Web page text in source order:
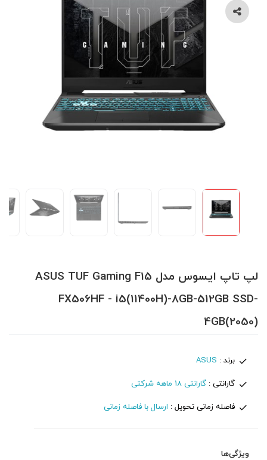
لپ تاپ ایسوس مدل ASUS TUF Gaming F15
FX506HF - i5(11400H)-8GB-512GB SSD-
4GB(2050)
برند : ASUS
گارانتی :گارانتی 18 ماهه شرکتی
فاصله زمانی تحویل : ارسال با فاصله زمانی
ویژگی‌ها